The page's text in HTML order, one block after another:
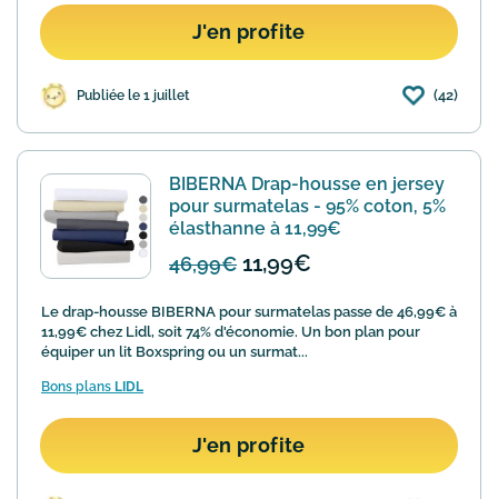
J'en profite
Publiée le 1 juillet (42)
BIBERNA Drap-housse en jersey
pour surmatelas - 95% coton, 5%
élasthanne à 11,99€
46,99€ 11,99€
Le drap-housse BIBERNA pour surmatelas passe de 46,99€ à
11,99€ chez Lidl, soit 74% d'économie. Un bon plan pour
équiper un lit Boxspring ou un surmat...
Bons plans LIDL
J'en profite